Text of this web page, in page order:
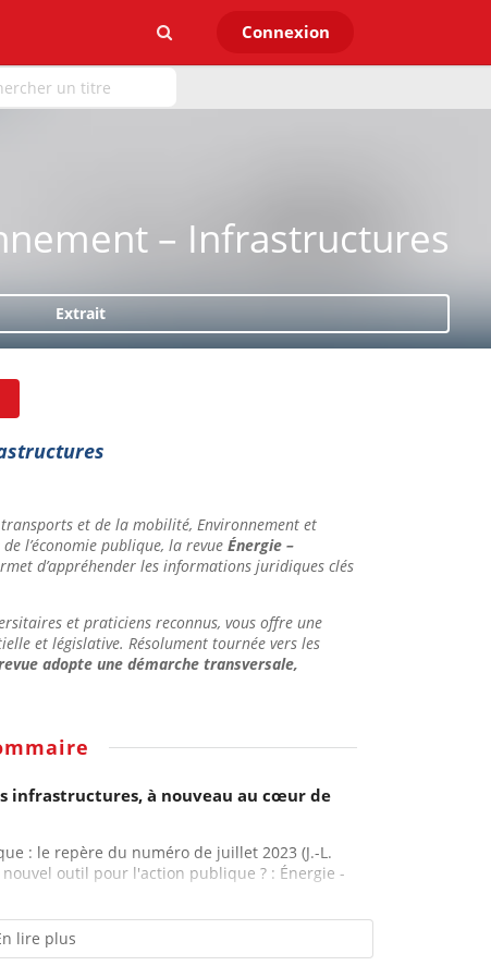
Connexion
– Infrastructures
Extrait
et de la mobilité, Environnement et
l’économie publique, la revue Énergie –
d’appréhender les informations juridiques clés
et praticiens reconnus, vous offre une
et législative. Résolument tournée vers les
adopte une démarche transversale,
infrastructures, à nouveau au cœur de
: le repère du numéro de juillet 2023 (J.-L.
outil pour l'action publique ? : Énergie -
lire plus